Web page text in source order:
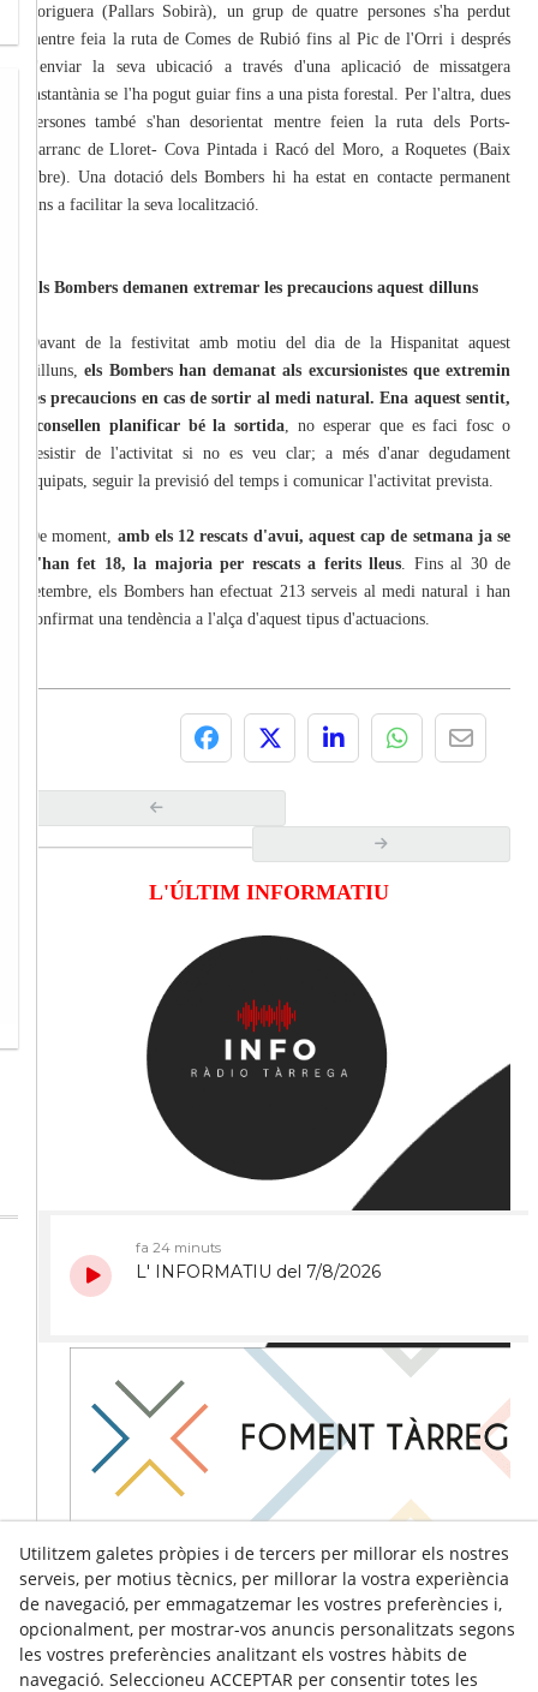
Soriguera (Pallars Sobirà), un grup de quatre persones s'ha perdut
mentre feia la ruta de Comes de Rubió fins al Pic de l'Orri i després
d'enviar la seva ubicació a través d'una aplicació de missatgera
instantània se l'ha pogut guiar fins a una pista forestal. Per l'altra, dues
persones també s'han desorientat mentre feien la ruta dels Ports-
Barranc de Lloret- Cova Pintada i Racó del Moro, a Roquetes (Baix
Ebre). Una dotació dels Bombers hi ha estat en contacte permanent
fins a facilitar la seva localització.
Els Bombers demanen extremar les precaucions aquest dilluns
Davant de la festivitat amb motiu del dia de la Hispanitat aquest
dilluns,els Bombers han demanat als excursionistes que extremin
les precaucions en cas de sortir al medi natural. Ena aquest sentit,
aconsellen planificar bé la sortida , no esperar que es faci fosc o
desistir de l'activitat si no es veu clar; a més d'anar degudament
equipats, seguir la previsió del temps i comunicar l'activitat prevista.
De moment, amb els 12 rescats d'avui, aquest cap de setmana ja se
n'han fet 18, la majoria per rescats a ferits lleus . Fins al 30 de
setembre, els Bombers han efectuat 213 serveis al medi natural i han
confirmat una tendència a l'alça d'aquest tipus d'actuacions.
L'ÚLTIM INFORMATIU
Utilitzem galetes pròpies i de tercers per millorar els nostres
serveis, per motius tècnics, per millorar la vostra experiència
de navegació, per emmagatzemar les vostres preferències i,
opcionalment, per mostrar-vos anuncis personalitzats segons
les vostres preferències analitzant els vostres hàbits de
navegació. Seleccioneu ACCEPTAR per consentir totes les